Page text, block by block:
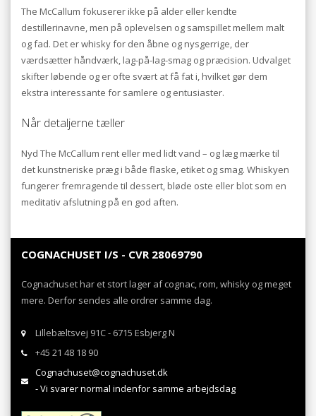
The McCallum fokuserer ikke på alder eller kendte
destillerinavne, men på oplevelsen og samspillet mellem malt
og fad. Det er whisky for den åbne og nysgerrige, der
værdsætter håndværk, lag-på-lag-smag og præcision. Udvalget
skifter løbende og er ofte svært at få fat i, hvilket gør dem
ekstra interessante for samlere og entusiaster.
Når detaljerne tæller
Nyd The McCallum rent eller med lidt vand – og læg mærke til
det kunstneriske præg i både flaske, etiket og smag. Whiskyen
fungerer fremragende til dessert, bløde oste eller blot som en
meditativ afslutning på en god aften.
COGNACHUSET I/S - CVR 28069790
Cognachuset har et stort lager af cognac, rom, whisky og meget
mere. Derfor sendes alle ordrer samme dag.
Lillebæltsvej 91C - 6715 Esbjerg N
+45 21 48 18 90
Cognachuset@cognachuset.dk
- Vi svarer normal indenfor samme arbejdsdag